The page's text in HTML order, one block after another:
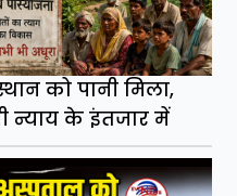
को पानी मिला,
न्याय के इंतजार में